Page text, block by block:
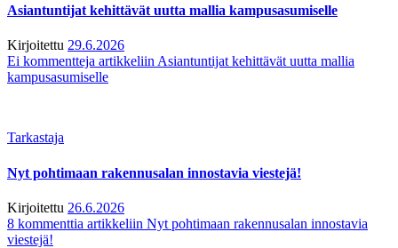
Asiantuntijat kehittävät uutta mallia kampusasumiselle
Kirjoitettu 29.6.2026
Ei kommentteja artikkeliin Asiantuntijat kehittävät uutta mallia
kampusasumiselle
Tarkastaja
Nyt pohtimaan rakennusalan innostavia viestejä!
Kirjoitettu 26.6.2026
8 kommenttia artikkeliin Nyt pohtimaan rakennusalan innostavia
viestejä!